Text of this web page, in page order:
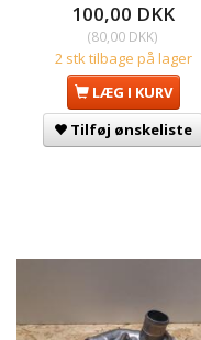
100,00 DKK
(80,00 DKK)
2 stk tilbage på lager
LÆG I KURV
Tilføj ønskeliste